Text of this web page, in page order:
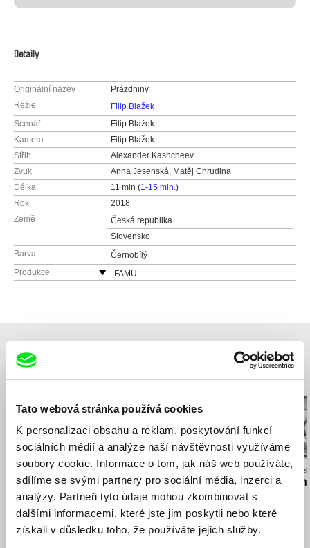
Tato webová stránka používá cookies
K personalizaci obsahu a reklam, poskytování funkcí
sociálních médií a analýze naší návštěvnosti využíváme
soubory cookie. Informace o tom, jak náš web používáte,
sdílíme se svými partnery pro sociální média, inzerci a
analýzy. Partneři tyto údaje mohou zkombinovat s
dalšími informacemi, které jste jim poskytli nebo které
získali v důsledku toho, že používáte jejich služby.
Detaily
Originální název
Prázdniny
Režie
Filip Blažek
Scénář
Filip Blažek
Kamera
Filip Blažek
Střih
Alexander Kashcheev
Zvuk
Anna Jesenská, Matěj Chrudina
Délka
11 min (1-15 min.)
Rok
2018
Země
Česká republika
Slovensko
Barva
Černobílý
Produkce
FAMU
http://www.maurfilm.com
Související filmy (20)
Marie Urbánková
Betonová džungle Babiččin sexuální život
Anastasiia
I Died in Irpin